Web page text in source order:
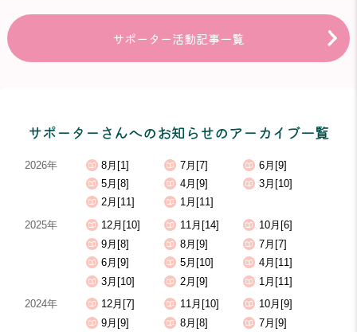
サポーター活動記事一覧
サポーターさんへのお知らせのアーカイブ一覧
2026年 8月[1] 7月[7]
6月[9]
5月[8]
4月[9]
3月[10]
2月[11]
1月[11]
2025年
12月[10] 11月[14]
10月[6]
9月[8]
8月[9]
7月[7]
6月[9]
5月[10]
4月[11]
3月[10]
2月[9]
1月[11]
2024年
12月[7] 11月[10]
10月[9]
9月[9]
8月[8]
7月[9]